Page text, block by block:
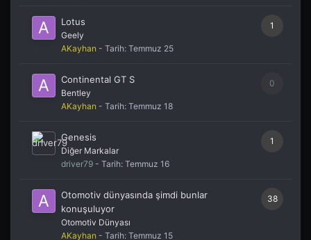
1
Lotus
Geely
AKayhan - Tarih: Temmuz 25
0
Continental GT S
Bentley
AKayhan - Tarih: Temmuz 18
1
Genesis
Diğer Markalar
driver79 - Tarih: Temmuz 16
38
Otomotiv dünyasında şimdi bunlar
konuşuluyor
Otomotiv Dünyası
AKayhan - Tarih: Temmuz 15